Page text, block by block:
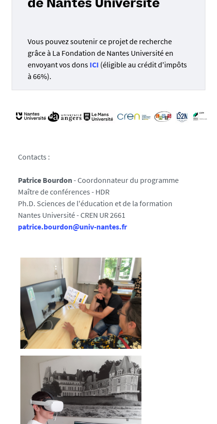
de Nantes Université
Vous pouvez soutenir ce projet de recherche
grâce à La Fondation de Nantes Université en
envoyant vos dons ICI (éligible au crédit d'impôts
à 66%).
Contacts :
Patrice Bourdon- Coordonnateur du programme
Maître de conférences - HDR
Ph.D. Sciences de l'éducation et de la formation
Nantes Université - CREN UR 2661
patrice.bourdon@univ-nantes.fr